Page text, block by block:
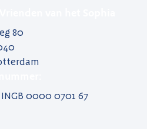
80
INGB 0000 0701 67